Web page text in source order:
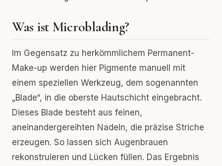
Was ist Microblading?
Im Gegensatz zu herkömmlichem Permanent-
Make-up werden hier Pigmente manuell mit
einem speziellen Werkzeug, dem sogenannten
„Blade“, in die oberste Hautschicht eingebracht.
Dieses Blade besteht aus feinen,
aneinandergereihten Nadeln, die präzise Striche
erzeugen. So lassen sich Augenbrauen
rekonstruieren und Lücken füllen. Das Ergebnis